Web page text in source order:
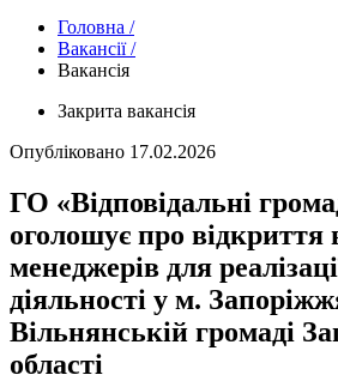
Головна /
Вакансії /
Вакансія
Закрита вакансія
Опубліковано 17.02.2026
ГО «Відповідальні
оголошує про відкриття
менеджерів для
діяльності у м.
Вільнянській громаді
області